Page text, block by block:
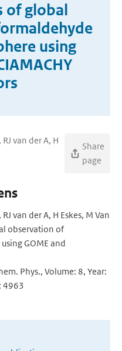
of global
using
van der A, H
Share
page
van der A, H Eskes, M Van
observation of
GOME and
Phys., Volume: 8, Year:
4963